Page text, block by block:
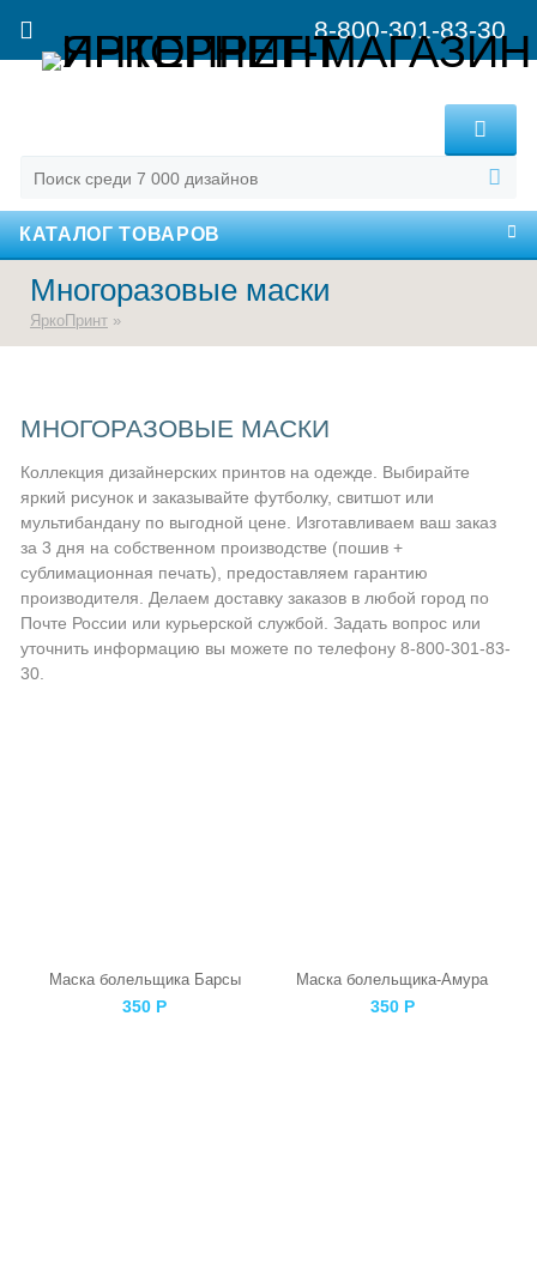
8-800-301-83-30
КАТАЛОГ ТОВАРОВ
Многоразовые маски
ЯркоПринт »
МНОГОРАЗОВЫЕ МАСКИ
Коллекция дизайнерских принтов на одежде. Выбирайте
яркий рисунок и заказывайте футболку, свитшот или
мультибандану по выгодной цене. Изготавливаем ваш заказ
за 3 дня на собственном производстве (пошив +
сублимационная печать), предоставляем гарантию
производителя. Делаем доставку заказов в любой город по
Почте России или курьерской службой. Задать вопрос или
уточнить информацию вы можете по телефону 8-800-301-83-
30.
Маска болельщика Барсы
350 Р
Маска болельщика-Амура
350 Р